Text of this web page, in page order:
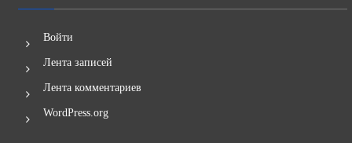
Войти
Лента записей
Лента комментариев
WordPress.org